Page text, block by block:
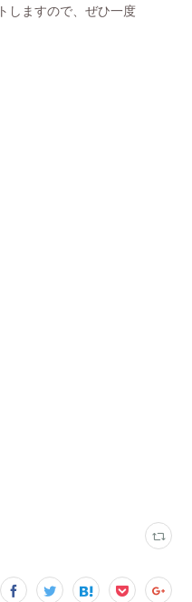
しますので、ぜひ一度